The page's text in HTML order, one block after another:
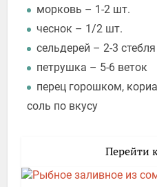
морковь – 1-2 шт.
чеснок – 1/2 шт.
сельдерей – 2-3 стебля
петрушка – 5-6 веток
перец горошком,
соль по вкусу
Перейти